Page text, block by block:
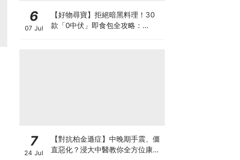
6
07 Jul
【好物尋寶】拒絕暗黑料理！30
款「0中伏」即食包全攻略：
7
24 Jul
【對抗柏金遜症】中晚期手震、僵
直惡化？浸大中醫教你全方位康復